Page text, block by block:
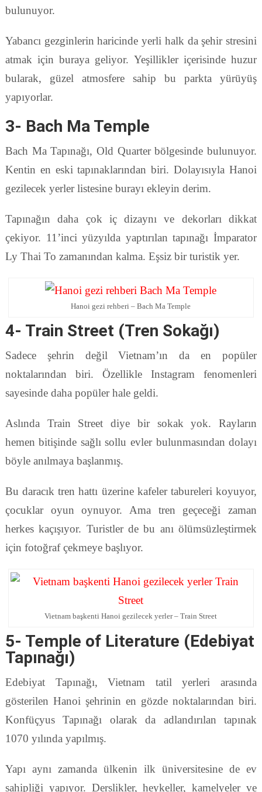
bulunuyor.
Yabancı gezginlerin haricinde yerli halk da şehir stresini
atmak için buraya geliyor. Yeşillikler içerisinde huzur
bularak, güzel atmosfere sahip bu parkta yürüyüş
yapıyorlar.
3- Bach Ma Temple
Bach Ma Tapınağı, Old Quarter bölgesinde bulunuyor.
Kentin en eski tapınaklarından biri. Dolayısıyla Hanoi
gezilecek yerler listesine burayı ekleyin derim.
Tapınağın daha çok iç dizaynı ve dekorları dikkat
çekiyor. 11’inci yüzyılda yaptırılan tapınağı İmparator
Ly Thai To zamanından kalma. Eşsiz bir turistik yer.
Hanoi gezi rehberi – Bach Ma Temple
4- Train Street (Tren Sokağı)
Sadece şehrin değil Vietnam’ın da en popüler
noktalarından biri. Özellikle Instagram fenomenleri
sayesinde daha popüler hale geldi.
Aslında Train Street diye bir sokak yok. Rayların
hemen bitişinde sağlı sollu evler bulunmasından dolayı
böyle anılmaya başlanmış.
Bu daracık tren hattı üzerine kafeler tabureleri koyuyor,
çocuklar oyun oynuyor. Ama tren geçeceği zaman
herkes kaçışıyor. Turistler de bu anı ölümsüzleştirmek
için fotoğraf çekmeye başlıyor.
Vietnam başkenti Hanoi gezilecek yerler – Train Street
5- Temple of Literature (Edebiyat
Tapınağı)
Edebiyat Tapınağı, Vietnam tatil yerleri arasında
gösterilen Hanoi şehrinin en gözde noktalarından biri.
Konfüçyus Tapınağı olarak da adlandırılan tapınak
1070 yılında yapılmış.
Yapı aynı zamanda ülkenin ilk üniversitesine de ev
sahipliği yapıyor. Derslikler, heykeller, kamelyeler ve